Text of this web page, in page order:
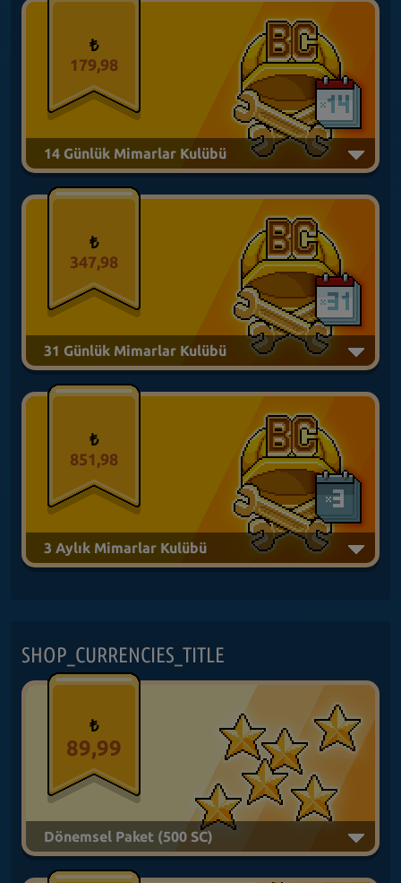
179,98
₺
14 Günlük Mimarlar Kulübü
347,98
₺
31 Günlük Mimarlar Kulübü
851,98
₺
3 Aylık Mimarlar Kulübü
SHOP_CURRENCIES_TITLE
89,99
₺
Dönemsel Paket (500 SC)